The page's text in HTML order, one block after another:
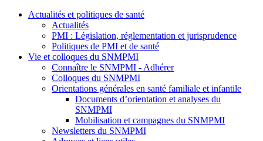
Actualités et politiques de santé
Actualités
PMI : Législation, réglementation et jurisprudence
Politiques de PMI et de santé
Vie et colloques du SNMPMI
Connaître le SNMPMI - Adhérer
Colloques du SNMPMI
Orientations générales en santé familiale et infantile
Documents d’orientation et analyses du
SNMPMI
Mobilisation et campagnes du SNMPMI
Newsletters du SNMPMI